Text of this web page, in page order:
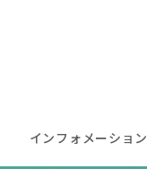
インフォメーション